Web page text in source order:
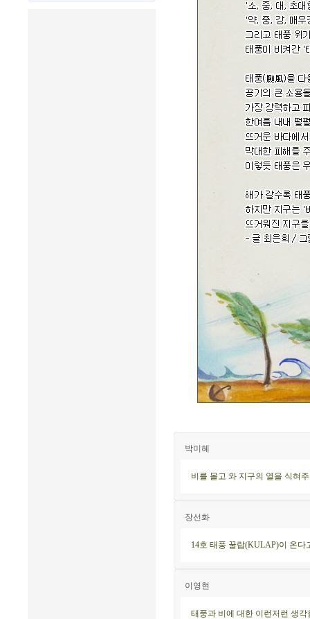
박미혜
비를 몰고 와 지구의 열을 식혀
장선화
14호 태풍 꿀랍(KULAP)이 온다
이영현
태풍과 비에 대한 이런저런 생각